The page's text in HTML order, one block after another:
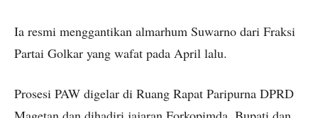
Ia resmi menggantikan almarhum Suwarno dari Fraksi
Partai Golkar yang wafat pada April lalu.
Prosesi PAW digelar di Ruang Rapat Paripurna DPRD